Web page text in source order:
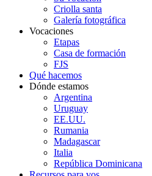
Criolla santa
Galería fotográfica
Vocaciones
Etapas
Casa de formación
FJS
Qué hacemos
Dónde estamos
Argentina
Uruguay
EE.UU.
Rumania
Madagascar
Italia
República Dominicana